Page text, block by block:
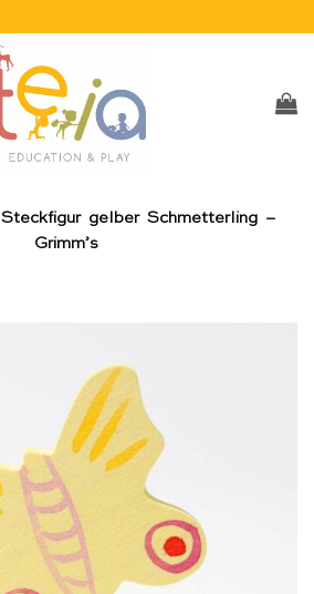
Steckfigur gelber Schmetterling –
Grimm’s